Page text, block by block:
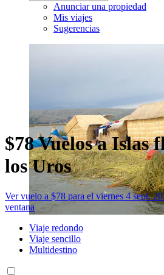
Anunciar una propiedad
Mis viajes
Sugerencias
$78 Vuelos a Islas
los Uros
Ver vuelo a $78 para el viernes 4 sept.
ventana
Viaje redondo
Viaje sencillo
Multidestino